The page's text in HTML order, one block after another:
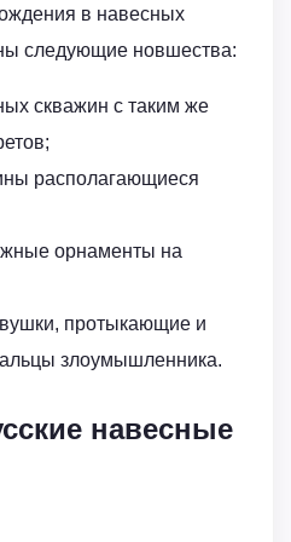
в навесных
следующие новшества:
скважин с таким же
располагающиеся
орнаменты на
протыкающие и
злоумышленника.
навесные